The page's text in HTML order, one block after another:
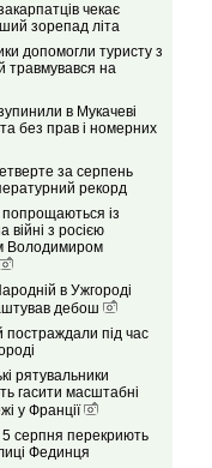
чекає
зорепад літа
допомогли туристу з
травмувався на
в Мукачеві
без прав і номерних
за серпень
рекорд
попрощаються із
війні з росією
Володимиром
в Ужгороді
дебош
постраждали під час
рятувальники
гасити масштабні
у Франції
5 серпня перекриють
Фединця